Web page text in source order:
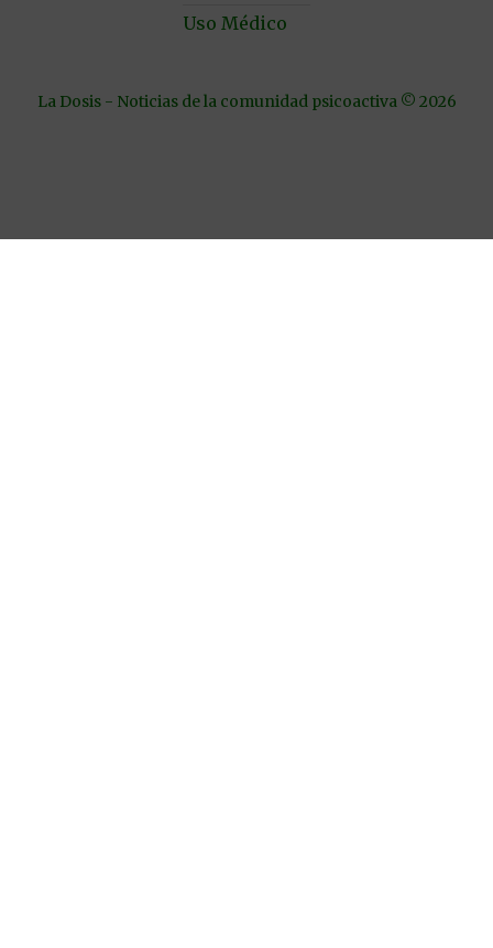
Uso Médico
La Dosis - Noticias de la comunidad psicoactiva © 2026